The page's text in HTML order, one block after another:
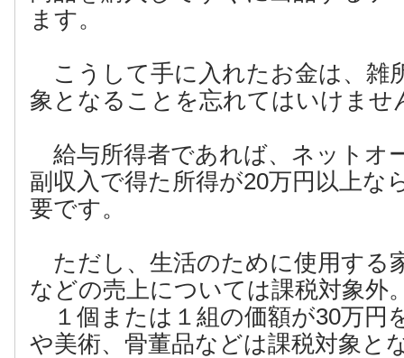
ます。
こうして手に入れたお金は、雑
象となることを忘れてはいけませ
給与所得者であれば、ネットオ
副収入で得た所得が20万円以上な
要です。
ただし、生活のために使用する
などの売上については課税対象外
１個または１組の価額が30万円
や美術、骨董品などは課税対象と